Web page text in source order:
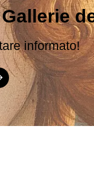
informato!